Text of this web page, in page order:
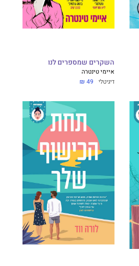
השקרים שמספרים לנו
איימי טינטרה
דיגיטלי 49 ₪